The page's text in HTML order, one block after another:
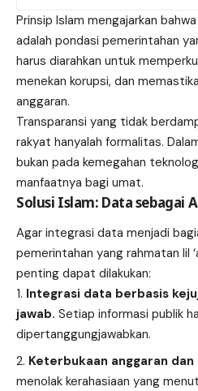
Prinsip Islam mengajarkan
adalah pondasi pemerintahan
harus diarahkan untuk
menekan korupsi, dan
anggaran.
Transparansi yang tidak
rakyat hanyalah formalitas.
bukan pada kemegahan
manfaatnya bagi umat.
Solusi Islam: Data sebagai
Agar integrasi data menjadi
pemerintahan yang rahmatan lil
penting dapat dilakukan:
Integrasi data berbasis
jawab. Setiap informasi publik
dipertanggungjawabkan.
Keterbukaan anggaran
menolak kerahasiaan yang